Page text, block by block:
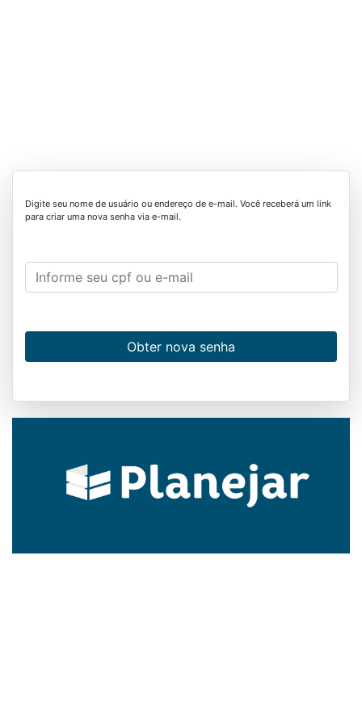
Digite seu nome de usuário ou endereço de e-mail. Você receberá um link
para criar uma nova senha via e-mail.
Obter nova senha